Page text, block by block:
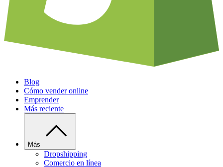
Blog
Cómo vender online
Emprender
Más reciente
Más
Dropshipping
Comercio en línea